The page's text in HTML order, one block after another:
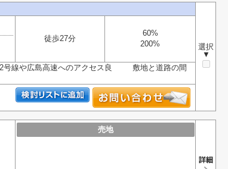
選択
▼
徒歩27分
60%
200%
線や広島高速へのアクセス良 敷地と道路の間
売地